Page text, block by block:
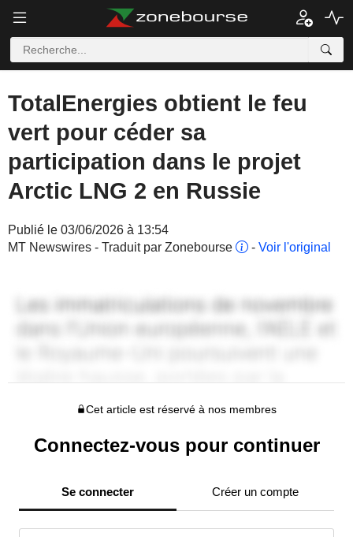
TotalEnergies obtient le feu
vert pour céder sa
participation dans le projet
Arctic LNG 2 en Russie
Publié le 03/06/2026 à 13:54
MT Newswires - Traduit par Zonebourse
- Voir l'original
Cet article est réservé à nos membres
Connectez-vous pour continuer
Se connecter Créer un compte